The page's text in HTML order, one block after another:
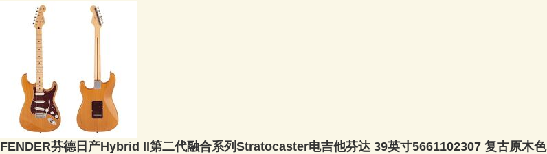
FENDER芬德日产Hybrid II第二代融合系列Stratocaster电吉他芬达 39英寸5661102307 复古原木色